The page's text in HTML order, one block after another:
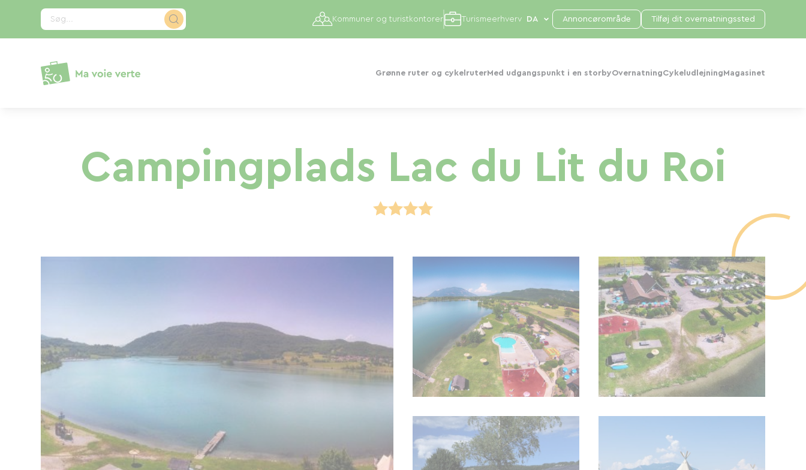
Søg...
Grønne ruter og cykelruterMed udgangspunkt i en storbyOvernatningCykeludlejning Magasinet
Kommuner og turistkontorer Turismeerhverv Annoncørområde Tilføj dit overnatningssted
Campingplads Lac du Lit du Roi
CCookie-styringspanel